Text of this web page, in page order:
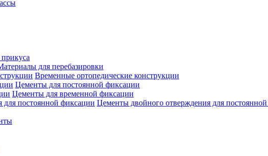
для перебазировки
Временные ортопедические конструкции
Цементы для постоянной фиксации
Цементы для временной фиксации
Цементы двойного отверждения для